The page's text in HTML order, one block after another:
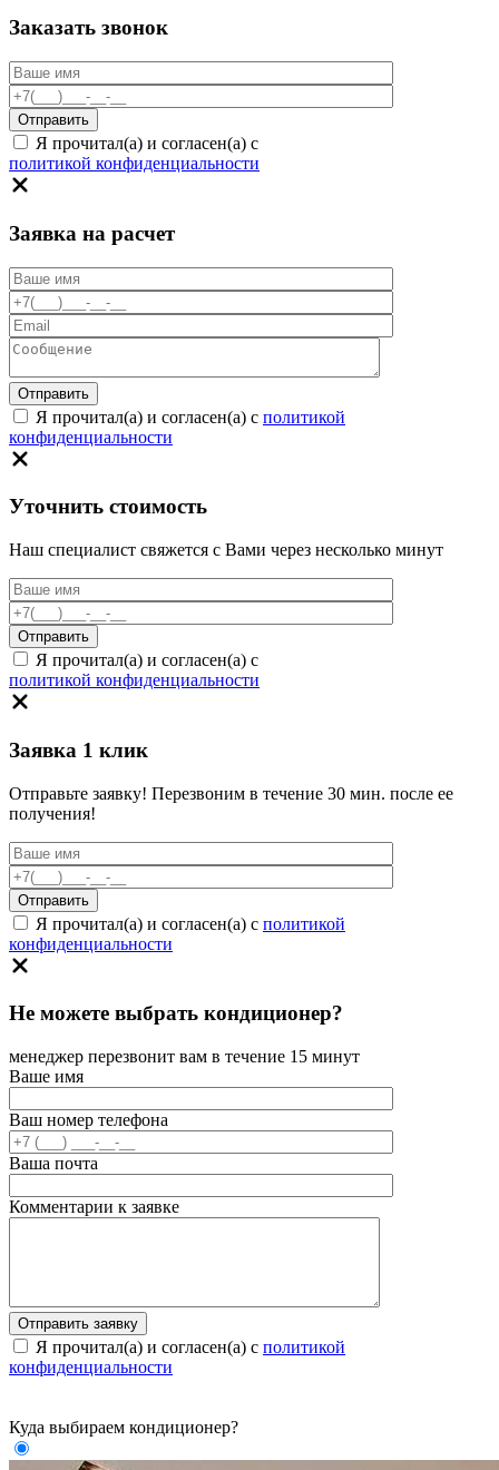
Заказать звонок
Я прочитал(а) и согласен(а) с
политикой конфиденциальности
Заявка на расчет
Я прочитал(а) и согласен(а) с политикой
конфиденциальности
Уточнить стоимость
Наш специалист свяжется с Вами через несколько минут
Я прочитал(а) и согласен(а) с
политикой конфиденциальности
Заявка 1 клик
Отправьте заявку! Перезвоним в течение 30 мин. после ее
получения!
Я прочитал(а) и согласен(а) с политикой
конфиденциальности
Не можете выбрать кондиционер?
менеджер перезвонит вам в течение 15 минут
Ваше имя
Ваш номер телефона
Ваша почта
Комментарии к заявке
Я прочитал(а) и согласен(а) с политикой
конфиденциальности
Куда выбираем кондиционер?